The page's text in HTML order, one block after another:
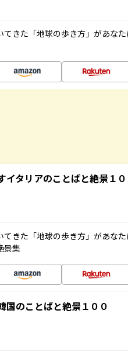
てきた「地球の歩き方」があな
イタリアのことばと絶景１０
きた「地球の歩き方」があな
景集
国のことばと絶景１００